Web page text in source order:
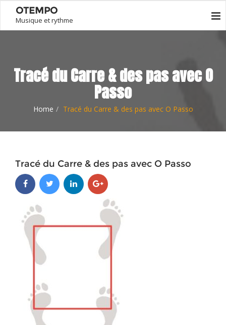
OTEMPO
Musique et rythme
Tracé du Carre & des pas avec O
Passo
Home Tracé du Carre & des pas avec O Passo
Tracé du Carre & des pas avec O Passo